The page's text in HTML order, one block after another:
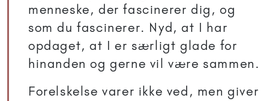
menneske, der fascinerer dig, og
som du fascinerer. Nyd, at I har
opdaget, at I er særligt glade for
hinanden og gerne vil være sammen.
Forelskelse varer ikke ved, men giver